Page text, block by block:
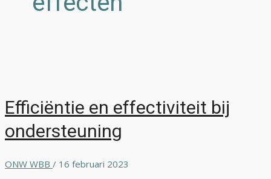
Efficiëntie en effectiviteit bij
ondersteuning
ONW WBB / 16 februari 2023